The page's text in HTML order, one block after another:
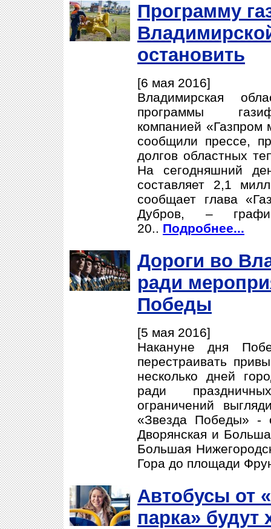
Программу
остановить
[6 мая 2016]
Владимирская
программы
компанией «Газпром
сообщили прессе,
долгов областных
На сегодняшний
составляет 2,1
сообщает глава
Дубров, –
20.. Подробнее...
Дороги во
ради
Победы
[5 мая 2016]
Накануне дня
перестраивать
несколько дней
ради
ограничений
«Звезда Победы» -
Дворянская и
Большая
Гора до площади
Автобусы от
парка» будут